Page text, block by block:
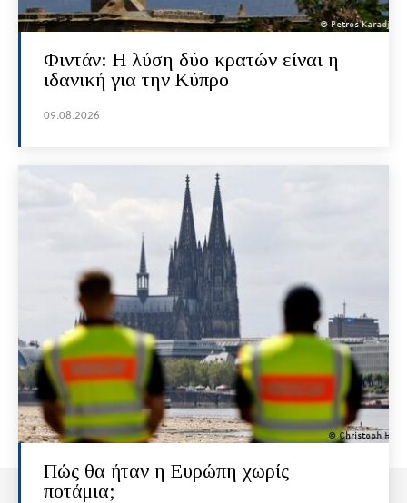
Φιντάν: Η λύση δύο κρατών είναι η
ιδανική για την Κύπρο
09.08.2026
Πώς θα ήταν η Ευρώπη χωρίς
ποτάμια;